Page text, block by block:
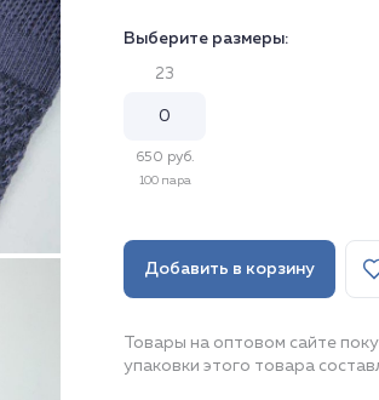
Выберите размеры:
23
650 руб.
100 пара
Добавить в корзину
Товары на оптовом сайте
упаковки этого товара